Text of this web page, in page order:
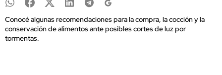
Conocé algunas recomendaciones para la compra, la cocción y la
conservación de alimentos ante posibles cortes de luz por
tormentas.